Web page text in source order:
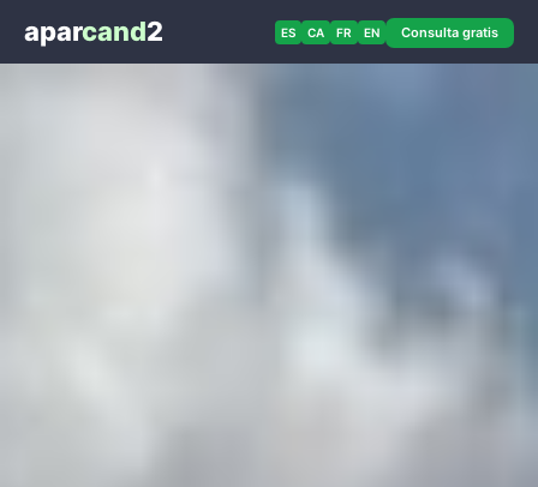
aparcand2 ES CA FR EN Consulta gratis